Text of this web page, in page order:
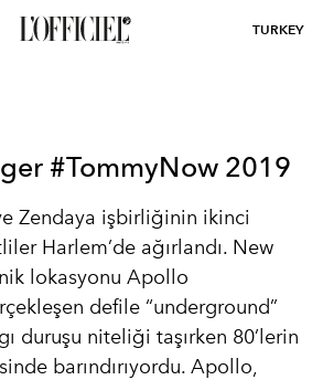
TURKEY
#TommyNow 2019
Zendaya işbirliğinin ikinci
Harlem’de ağırlandı. New
lokasyonu Apollo
defile “underground”
duruşu niteliği taşırken 80’lerin
barındırıyordu. Apollo,